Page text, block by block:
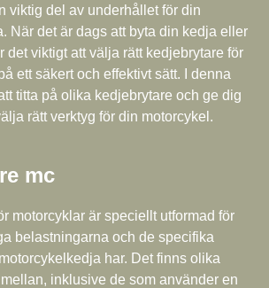
viktig del av underhållet för din
När det är dags att byta din kedja eller
det viktigt att välja rätt kedjebrytare för
ett säkert och effektivt sätt. I denna
titta på olika kedjebrytare och ge dig
rätt verktyg för din motorcykel.
mc
motorcyklar är speciellt utformad för
belastningarna och de specifika
har. Det finns olika
inklusive de som använder en